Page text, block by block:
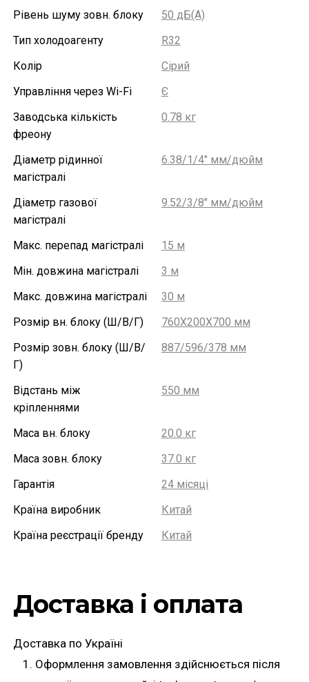
Рівень шуму зовн. блоку
50 дБ(А)
Тип холодоагенту
R32
Колір
Сірий
Управління через Wi-Fi
Є
Заводська кількість
фреону
0.78 кг
Діаметр рідинної
магістралі
6.38/1/4" мм/дюйм
Діаметр газової
магістралі
9.52/3/8" мм/дюйм
Макс. перепад магістралі
15 м
Мін. довжина магістралі
3 м
Макс. довжина магістралі
30 м
Розмір вн. блоку (Ш/В/Г)
760X200X700 мм
Розмір зовн. блоку (Ш/В/
Г)
887/596/378 мм
Відстань між
кріпленнями
550 мм
Маса вн. блоку
20.0 кг
Маса зовн. блоку
37.0 кг
Гарантія
24 місяці
Країна виробник
Китай
Країна реєстрації бренду
Китай
Доставка і оплата
Доставка по Україні
Оформлення замовлення здійснюється після